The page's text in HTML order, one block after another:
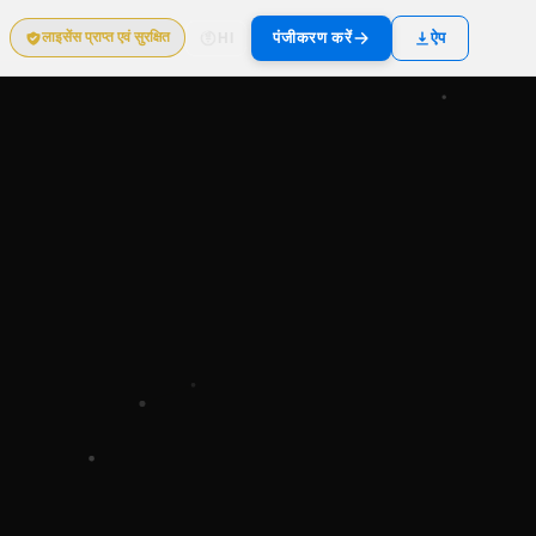
लाइसेंस प्राप्त एवं सुरक्षित पंजीकरण करें ऐप